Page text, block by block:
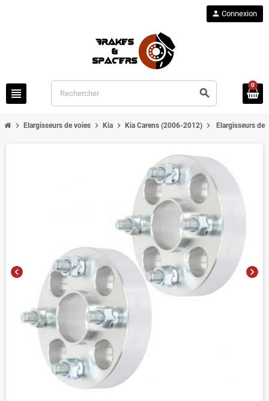
view_headline search
person Connexion
0
chevron_right Elargisseurs de voies chevron_right Kia chevron_right Kia Carens (2006-2012) chevron_right Elargisseurs de
chevron_left chevron_right